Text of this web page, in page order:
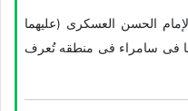
الحسن العسکری (علیهما
فی سامراء فی منطقه تُعرف